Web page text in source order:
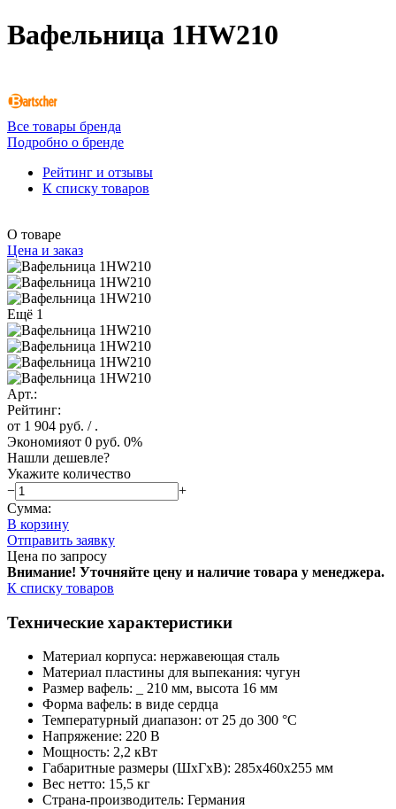
Вафельница 1HW210
Все товары бренда
Подробно о бренде
Рейтинг и отзывы
К списку товаров
О товаре
Цена и заказ
Ещё 1
Арт.:
Рейтинг:
от 1 904 руб. / .
Экономияот 0 руб. 0%
Нашли дешевле?
Укажите количество
−
+
Сумма:
В корзину
Отправить заявку
Цена по запросу
Внимание! Уточняйте цену и наличие товара у менеджера.
К списку товаров
Технические характеристики
Материал корпуса: нержавеющая сталь
Материал пластины для выпекания: чугун
Размер вафель: _ 210 мм, высота 16 мм
Форма вафель: в виде сердца
Температурный диапазон: от 25 до 300 °C
Напряжение: 220 В
Мощность: 2,2 кВт
Габаритные размеры (ШхГхВ): 285х460х255 мм
Вес нетто: 15,5 кг
Страна-производитель: Германия